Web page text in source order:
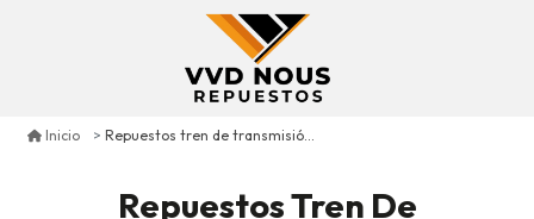
Inicio Repuestos tren de transmisión jeep patriot
Repuestos Tren De